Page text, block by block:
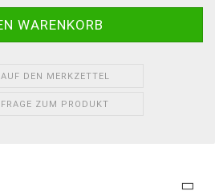
AUF DEN MERKZETTEL
FRAGE ZUM PRODUKT